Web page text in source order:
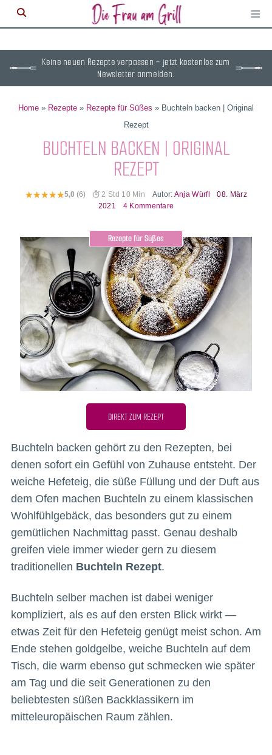
≡
Keine neuen Rezepte verpassen – jetzt kostenlos zum
Newsletter anmelden.
Home » Rezepte » Rezepte für Süßes » Buchteln backen | Original
Rezept
BUCHTELN BACKEN | ORIGINAL
REZEPT
5,0(6) 2 Std 10 Min Autor: Anja Würfl
08. März
2021
4 Kommentare
Rezepte für Süßes
DIREKT ZUM REZEPT
Buchteln backen gehört zu den Rezepten, bei
denen sofort ein Gefühl von Zuhause entsteht. Der
weiche Hefeteig, die süße Füllung und der Duft aus
dem Ofen machen Buchteln zu einem klassischen
Wohlfühlgebäck, das besonders gut zu einem
gemütlichen Nachmittag passt. Genau deshalb
greifen viele immer wieder gern zu diesem
traditionellen Buchteln Rezept.
Buchteln selber machen ist dabei weniger
kompliziert, als es auf den ersten Blick wirkt —
etwas Zeit für den Hefeteig genügt meist schon. Am
Ende stehen goldgelbe, weiche Buchteln auf dem
Tisch, die warm ebenso gut schmecken wie später
am Tag und die seit Generationen zu den
beliebtesten süßen Backklassikern im
mitteleuropäischen Raum zählen.